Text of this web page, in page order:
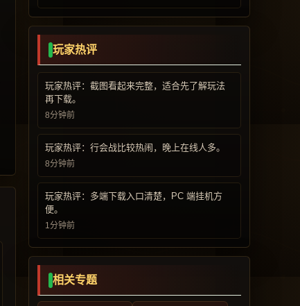
玩家热评
玩家热评：截图看起来完整，适合先了解玩法
再下载。
8分钟前
玩家热评：行会战比较热闹，晚上在线人多。
8分钟前
玩家热评：多端下载入口清楚，PC 端挂机方
便。
1分钟前
相关专题